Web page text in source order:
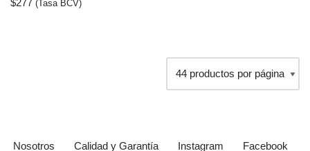
$277 (Tasa BCV)
Nosotros Calidad y Garantía Instagram Facebook